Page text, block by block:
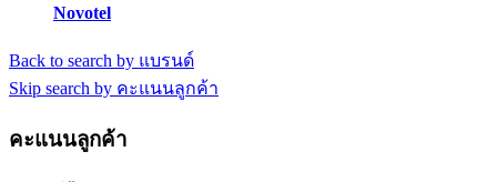
Novotel
Back to search by แบรนด์
Skip search by คะแนนลูกค้า
คะแนนลูกค้า